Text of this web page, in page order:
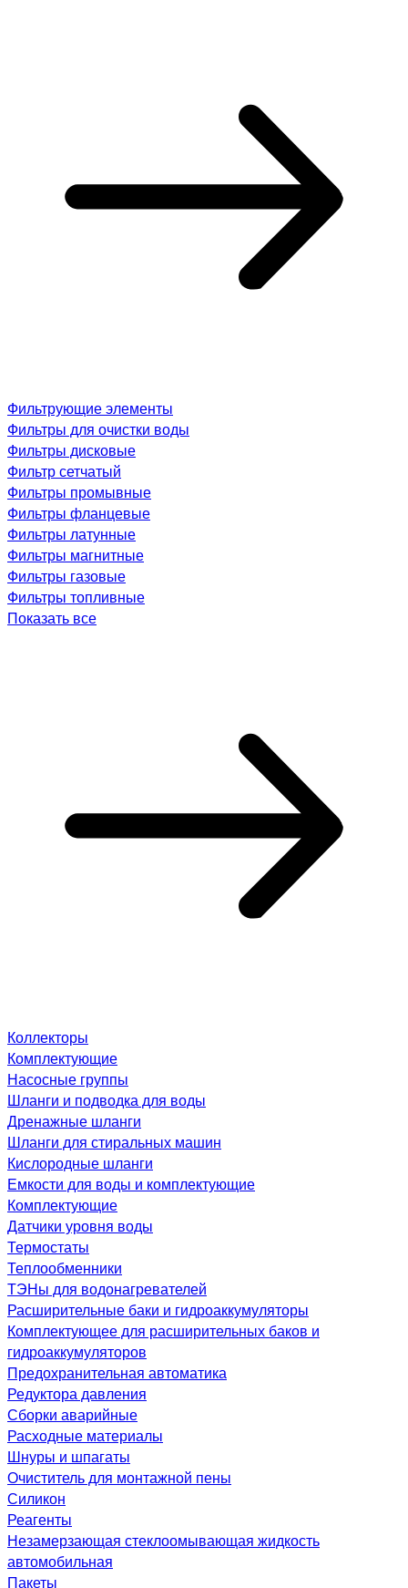
Фильтрующие элементы
Фильтры для очистки воды
Фильтры дисковые
Фильтр сетчатый
Фильтры промывные
Фильтры фланцевые
Фильтры латунные
Фильтры магнитные
Фильтры газовые
Фильтры топливные
Показать все
Коллекторы
Комплектующие
Насосные группы
Шланги и подводка для воды
Дренажные шланги
Шланги для стиральных машин
Кислородные шланги
Емкости для воды и комплектующие
Комплектующие
Датчики уровня воды
Термостаты
Теплообменники
ТЭНы для водонагревателей
Расширительные баки и гидроаккумуляторы
Комплектующее для расширительных баков и
гидроаккумуляторов
Предохранительная автоматика
Редуктора давления
Сборки аварийные
Расходные материалы
Шнуры и шпагаты
Очиститель для монтажной пены
Силикон
Реагенты
Незамерзающая стеклоомывающая жидкость
автомобильная
Пакеты